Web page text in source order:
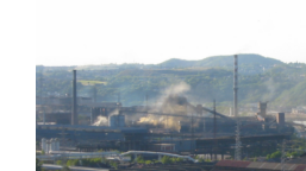
Soralia d’Ougrée